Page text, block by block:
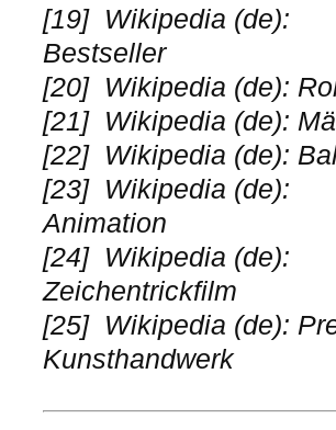
[19] Wikipedia (de):
Bestseller
[20] Wikipedia (de):
[21] Wikipedia (de):
[22] Wikipedia (de):
[23] Wikipedia (de):
Animation
[24] Wikipedia (de):
Zeichentrickfilm
[25] Wikipedia (de):
Kunsthandwerk